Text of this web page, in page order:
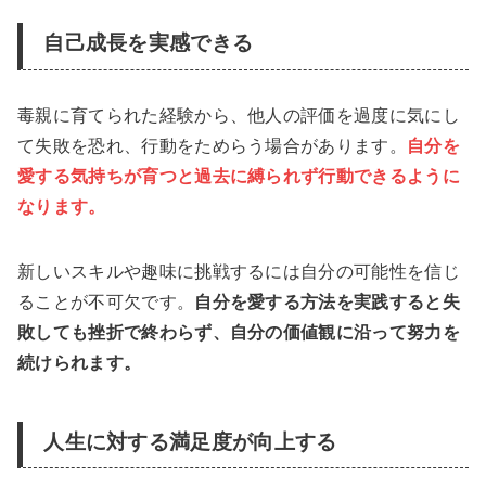
自己成長を実感できる
毒親に育てられた経験から、他人の評価を過度に気にし
て失敗を恐れ、行動をためらう場合があります。
自分を
愛する気持ちが育つと過去に縛られず行動できるように
なります。
新しいスキルや趣味に挑戦するには自分の可能性を信じ
ることが不可欠です。
自分を愛する方法を実践すると失
敗しても挫折で終わらず、自分の価値観に沿って努力を
続けられます。
人生に対する満足度が向上する